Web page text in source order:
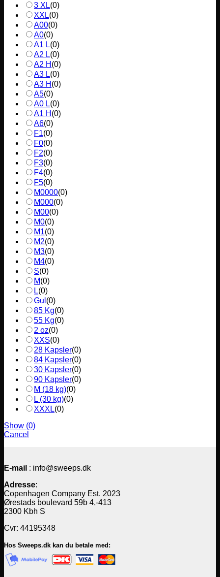
3 XL(0)
XXL(0)
A00(0)
A0(0)
A1 L(0)
A2 L(0)
A2 H (0)
A3 L(0)
A3 H (0)
A5(0)
A0 L(0)
A1 H (0)
A6(0)
F1(0)
F0(0)
F2(0)
F3(0)
F4(0)
F5(0)
M0000(0)
M000(0)
M00(0)
M0(0)
M1(0)
M2(0)
M3(0)
M4(0)
S(0)
M(0)
L(0)
Gul (0)
85 Kg(0)
55 Kg(0)
2 oz(0)
XXS(0)
28 Kapsler(0)
84 Kapsler(0)
30 Kapsler(0)
90 Kapsler(0)
M (18 kg)(0)
L (30 kg)(0)
XXXL(0)
Show (0)
Cancel
E-mail : info@sweeps.dk
Adresse:
Copenhagen Company Est. 2023
Ørestads boulevard 59b 4,-413
2300 Kbh S
Cvr: 44195348
Hos Sweeps.dk kan du betale med: